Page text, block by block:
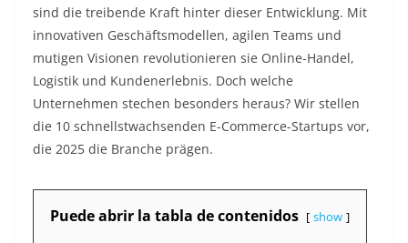
sind die treibende Kraft hinter dieser Entwicklung. Mit
innovativen Geschäftsmodellen, agilen Teams und
mutigen Visionen revolutionieren sie Online-Handel,
Logistik und Kundenerlebnis. Doch welche
Unternehmen stechen besonders heraus? Wir stellen
die 10 schnellstwachsenden E-Commerce-Startups vor,
die 2025 die Branche prägen.
Puede abrir la tabla de contenidos show